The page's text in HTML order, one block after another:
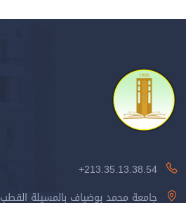
213.35.13.38.54+
جامعة محمد بوضياف بالمسيلة القطب